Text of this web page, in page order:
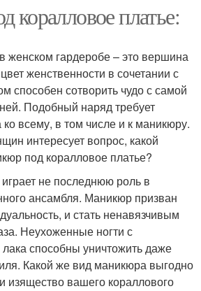
платье:
женском гардеробе – это вершина
женственности в сочетании с
способен сотворить чудо с самой
Подобный наряд требует
всему, в том числе и к маникюру.
интересует вопрос, какой
под коралловое платье?
не последнюю роль в
ансамбля. Маникюр призван
и стать ненавязчивым
Неухоженные ногти с
способны уничтожить даже
Какой же вид маникюра выгодно
изящество вашего кораллового